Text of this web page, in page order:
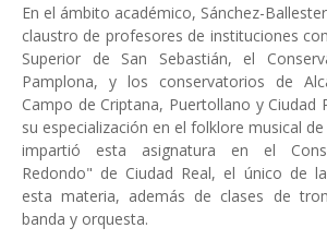
En el ámbito académico, Sánchez-
claustro de profesores de instituciones
Superior de San Sebastián, el
Pamplona, y los conservatorios de
Campo de Criptana, Puertollano y Ciudad
su especialización en el folklore musical
impartió esta asignatura en el
Redondo" de Ciudad Real, el único de
esta materia, además de clases de
banda y orquesta. ​